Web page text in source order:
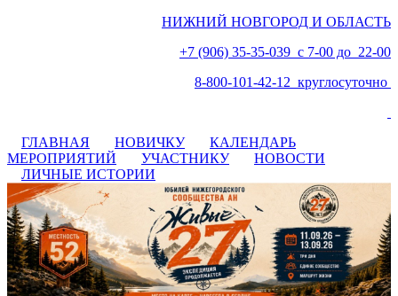
НИЖНИЙ НОВГОРОД И ОБЛАСТЬ
+7 (906) 35-35-039 с 7-00 до 22-00
8-800-101-42-12 круглосуточно
ГЛАВНАЯ НОВИЧКУ
КАЛЕНДАРЬ
МЕРОПРИЯТИЙ
УЧАСТНИКУ
НОВОСТИ
ЛИЧНЫЕ ИСТОРИИ